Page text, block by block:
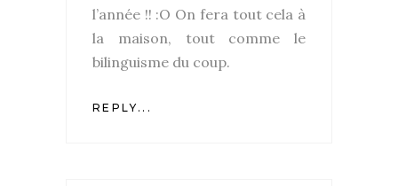
l’année !! :O On fera tout cela à
la maison, tout comme le
bilinguisme du coup.
REPLY...